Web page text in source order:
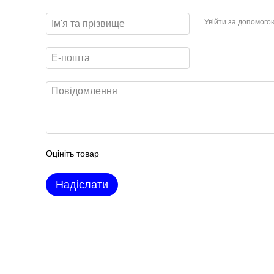
Увійти за
Оцініть товар
Надіслати